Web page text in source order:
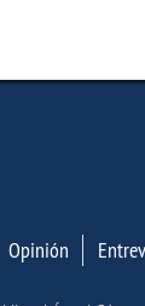
Opinión